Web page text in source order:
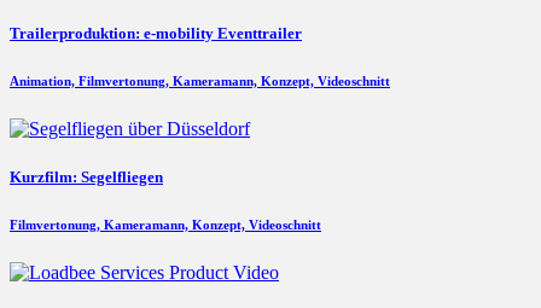
Trailerproduktion: e-mobility Eventtrailer
Animation, Filmvertonung, Kameramann, Konzept, Videoschnitt
Kurzfilm: Segelfliegen
Filmvertonung, Kameramann, Konzept, Videoschnitt